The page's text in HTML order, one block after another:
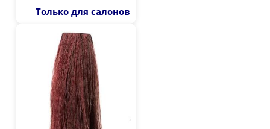
Только для салонов